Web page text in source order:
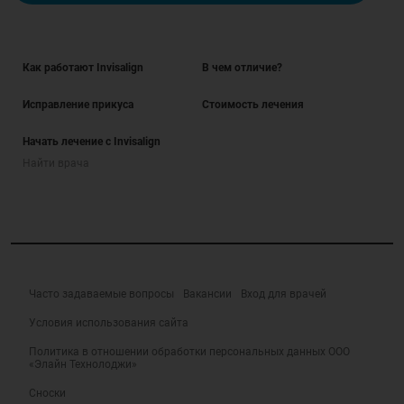
Как работают Invisalign В чем отличие?
Исправление прикуса Стоимость лечения
Начать лечение с Invisalign
Часто задаваемые вопросы Вакансии Вход для врачей
Условия использования сайта
Политика в отношении обработки персональных данных ООО
«Элайн Технолоджи»
Сноски